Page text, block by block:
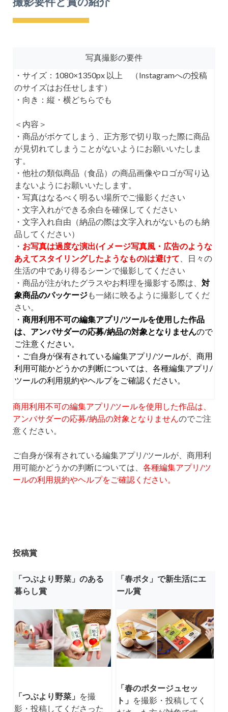
写真撮影の要件
・サイズ：1080×1350px 以上 （Instagramへの投稿
のサイズはお任せします）
・向き：縦・横どちらでも
＜内容＞
・商品がボケてしまう、正方形で切り取った際に商品
が見切れてしまうことがないようにお願いいたしま
す。
・他社の類似商品（食品）の商品画像やロゴが写り込
まないようにお願いいたします。
・写真はなるべく明るい場所でご撮影ください
・文字入れができる余白を確保してください
・文字入れ自由（納品の際は文字入れがないものも納
品してください）
・ お写真は過度な演出(イメージ写真風・広告のような
あえてスタイリングしたようなもの)は避けて 、日々の
生活の中であり得るシーンで撮影してください
・商品が注がれたグラスやお料理を撮影する際は、 対
象商品のパッケージも一緒に映るように撮影してくだ
さい。
・ 商用利用不可の編集アプリ/ツールを使用した作品
は、アンバサダーの応募/納品の対象となりませんので
ご注意ください。
・ご自身が保有されている編集アプリ/ツールが、商用
利用可能かどうかの判断については、各種編集アプリ/
ツールの利用規約やヘルプをご確認ください。
商用利用不可の編集アプリ/ツールを使用した作品は、
アンバサダーの応募/納品の対象となりません のでご注
意ください。
ご自身が保有されている編集アプリ/ツールが、商用利
用可能かどうかの判断については、 各種編集アプリ/ツ
ールの利用規約やヘルプをご確認ください。
投稿賞
「つぶより野菜」のある
暮らし賞
「つぶより野菜」 を撮
影・投稿してくださった
「春ポタ」で新生活にエ
ール賞
「春のポタージュセッ
ト」 を撮影・投稿してく